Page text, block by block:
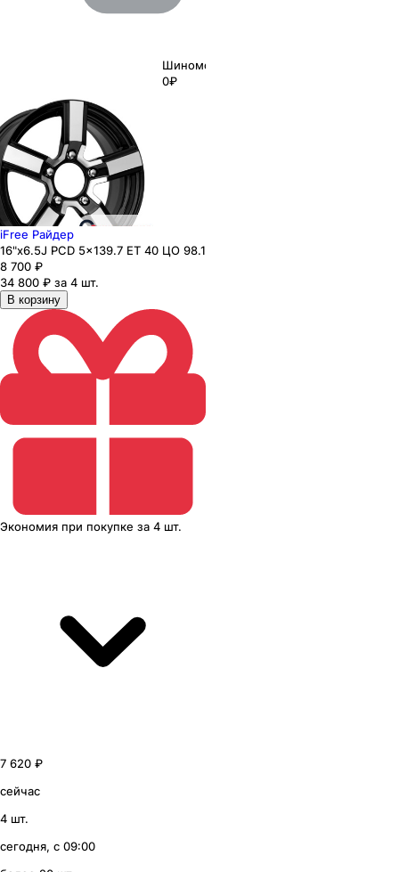
Шиномонтаж
0₽
iFree Райдер
16"x6.5J PCD 5x139.7 ЕТ 40 ЦО 98.1
8 700 ₽
34 800 ₽ за 4 шт.
В корзину
Экономия при покупке за 4 шт.
7 620 ₽
сейчас
4 шт.
сегодня, с 09:00